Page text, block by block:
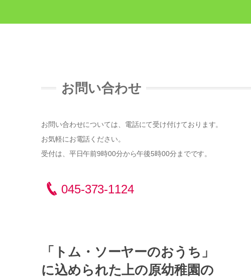
お問い合わせ
お問い合わせについては、電話にて受け付けております。
お気軽にお電話ください。
受付は、平日午前9時00分から午後5時00分までです。
045-373-1124
「トム・ソーヤーのおうち」
に込められた上の原幼稚園の